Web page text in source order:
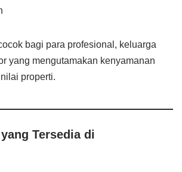
bagi para profesional, keluarga
yang mengutamakan kenyamanan
properti.
Tersedia di